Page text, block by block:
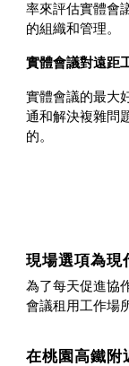
率來評估實體會
的組織和管理。
實體會議對遠距
實體會議的最大
通和解決複雜問
的。
現場選項為現
為了每天促進協
會議租用工作場
在桃園高鐵附